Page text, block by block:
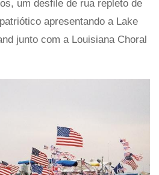
um desfile de rua repleto de
apresentando a Lake
junto com a Louisiana Choral